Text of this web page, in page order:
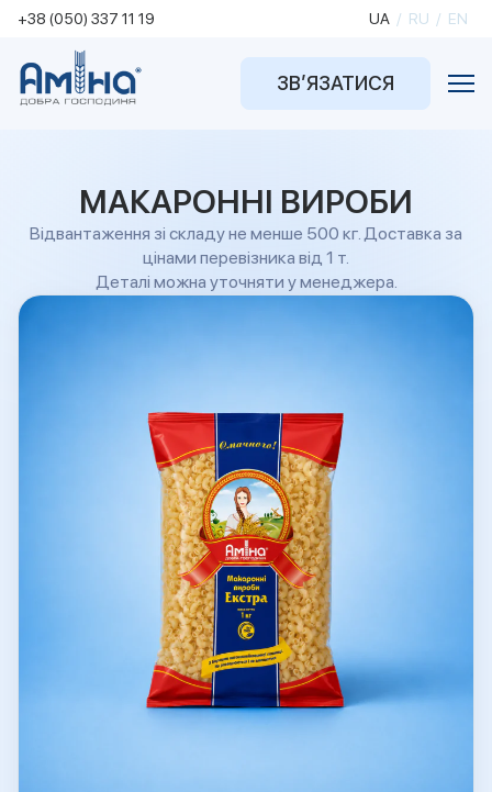
+38 (050) 337 11 19 UA / RU / EN
ЗВ’ЯЗАТИСЯ
МАКАРОННІ ВИРОБИ
Відвантаження зі складу не менше 500 кг. Доставка за
цінами перевізника від 1 т.
Деталі можна уточняти у менеджера.